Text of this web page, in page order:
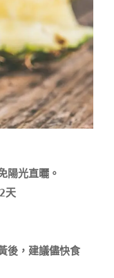
陽光直曬。
天
後，建議儘快食